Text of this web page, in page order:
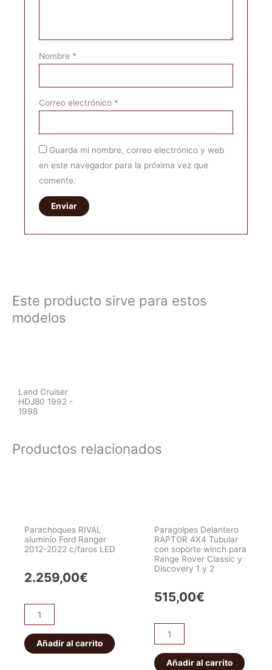
Nombre *
Correo electrónico *
Guarda mi nombre, correo electrónico y web
en este navegador para la próxima vez que
comente.
Este producto sirve para estos
modelos
Land Cruiser
HDJ80 1992 -
1998
Productos relacionados
Parachoques RIVAL
aluminio Ford Ranger
2012-2022 c/faros LED
2.259,00€
Parachoques
RIVAL
aluminio
Ford
Añadir al carrito
Paragolpes Delantero
RAPTOR 4X4 Tubular
con soporte winch para
Range Rover Classic y
Discovery 1 y 2
515,00€
Paragolpes
Delantero
RAPTOR
Añadir al carrito